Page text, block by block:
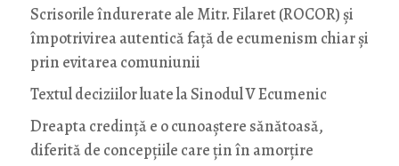
Scrisorile îndurerate ale Mitr. Filaret (ROCOR) și
împotrivirea autentică față de ecumenism chiar și
prin evitarea comuniunii
Textul deciziilor luate la Sinodul V Ecumenic
Dreapta credință e o cunoaștere sănătoasă,
diferită de concepțiile care țin în amorțire